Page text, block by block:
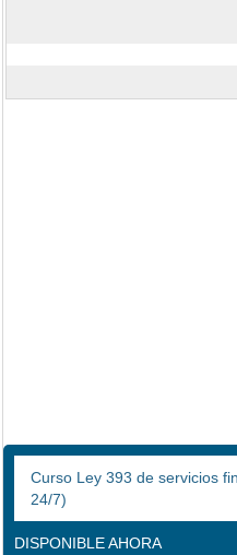
Curso Ley 393 de servicios
24/7)
DISPONIBLE AHORA